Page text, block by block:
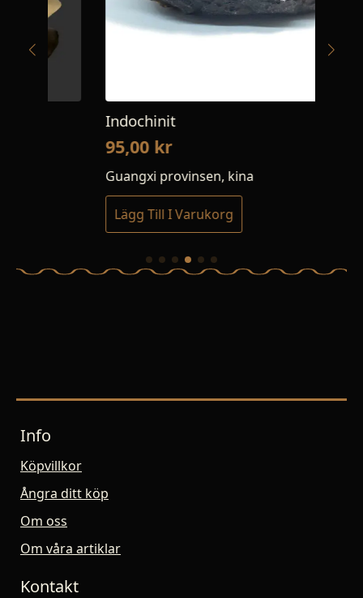
Indochinit
95,00kr
Guangxi provinsen, kina
Lägg Till I Varukorg
Info
Köpvillkor
Ångra ditt köp
Om oss
Om våra artiklar
Kontakt